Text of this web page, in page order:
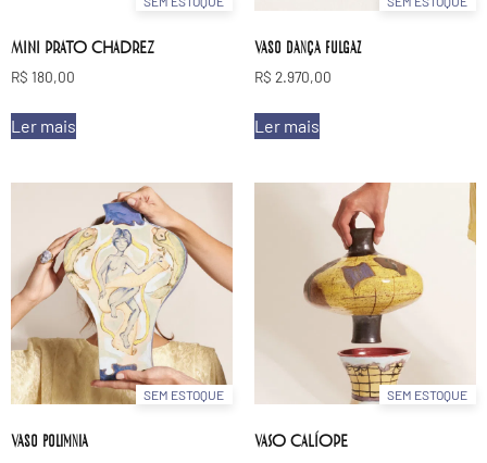
MINI PRATO CHADREZ
R$ 180,00
Ler mais
Vaso dança fulgaz
R$ 2.970,00
Ler mais
SEM ESTOQUE
Vaso polimnia
SEM ESTOQUE
VASO CALÍOPE